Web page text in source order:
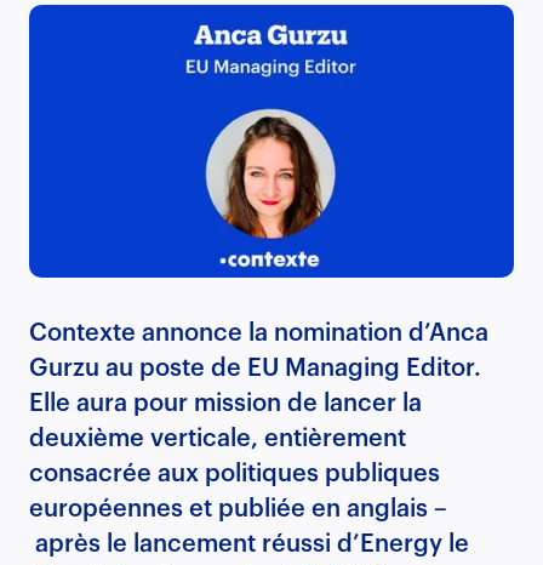
Contexte annonce la nomination d’Anca
Gurzu au poste de EU Managing Editor.
Elle aura pour mission de lancer la
deuxième verticale, entièrement
consacrée aux politiques publiques
européennes et publiée en anglais –
après le lancement réussi d’Energy le